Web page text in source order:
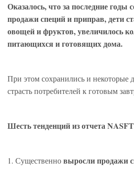
Оказалось, что за последние годы
продажи специй и приправ, дети
овощей и фруктов, увеличилось
питающихся и готовящих дома.
При этом сохранились и некоторые
страсть потребителей к готовым
Шесть тенденций из отчета
1. Существенновыросли продажи